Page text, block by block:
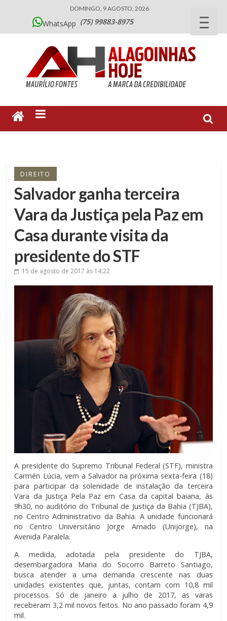
DOMINGO, 9 AGOSTO, 2026
WhatsApp (75) 99883-8975
DIREITO
Salvador ganha terceira
Vara da Justiça pela Paz em
Casa durante visita da
presidente do STF
15 de agosto de 2017 às 14:22
A presidente do Supremo Tribunal Federal (STF), ministra
Carmén Lúcia, vem a Salvador na próxima sexta-feira (18)
para participar da solenidade de instalação da terceira
Vara da Justiça Pela Paz em Casa da capital baiana, às
9h30, no auditório do Tribunal de Justiça da Bahia (TJBA),
no Centro Administrativo da Bahia. A unidade funcionará
no Centro Universitário Jorge Amado (Unijorge), na
Avenida Paralela.
A medida, adotada pela presidente do TJBA,
desembargadora Maria do Socorro Barreto Santiago,
busca atender a uma demanda crescente nas duas
unidades existentes que, juntas, contam com 10,8 mil
processos. Só de janeiro a julho de 2017, as varas
receberam 3,2 mil novos feitos. No ano passado foram 4,9
mil.